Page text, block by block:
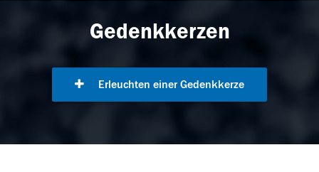
Gedenkkerzen
Erleuchten einer Gedenkkerze